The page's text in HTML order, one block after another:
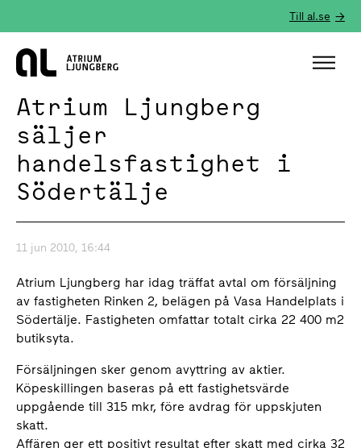
Till al.se
Hem
Atrium Ljungberg
säljer
handelsfastighet i
Södertälje
11 jun 2010, 16:44
Atrium Ljungberg har idag träffat avtal om försäljning
av fastigheten Rinken 2, belägen på Vasa Handelplats i
Södertälje. Fastigheten omfattar totalt cirka 22 400 m2
butiksyta.
Försäljningen sker genom avyttring av aktier.
Köpeskillingen baseras på ett fastighetsvärde
uppgående till 315 mkr, före avdrag för uppskjuten
skatt.
Affären ger ett positivt resultat efter skatt med cirka 32